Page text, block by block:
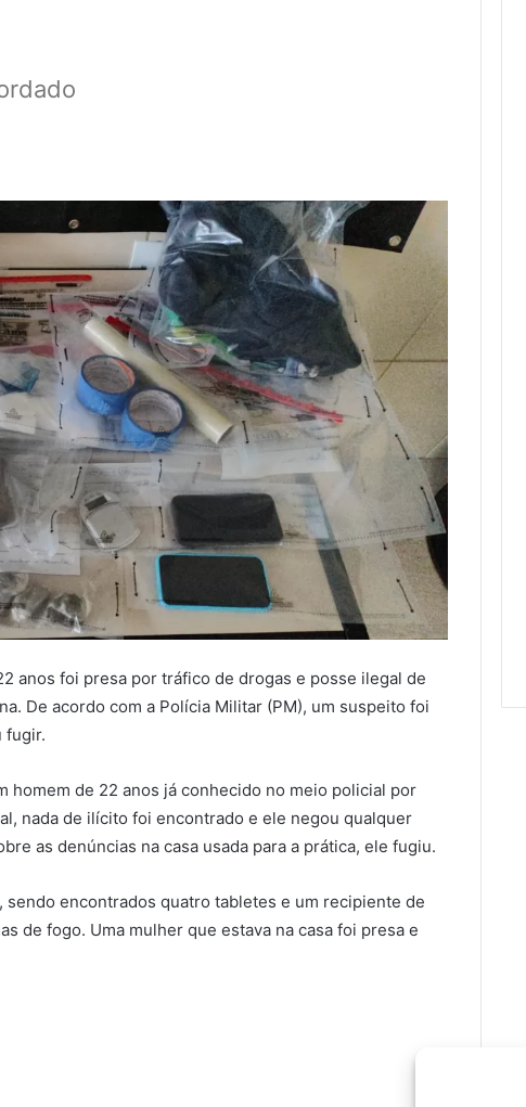
anos foi presa por tráfico de drogas e posse ilegal de
De acordo com a Polícia Militar (PM), um suspeito foi
fugir.
homem de 22 anos já conhecido no meio policial por
nada de ilícito foi encontrado e ele negou qualquer
as denúncias na casa usada para a prática, ele fugiu.
encontrados quatro tabletes e um recipiente de
de fogo. Uma mulher que estava na casa foi presa e